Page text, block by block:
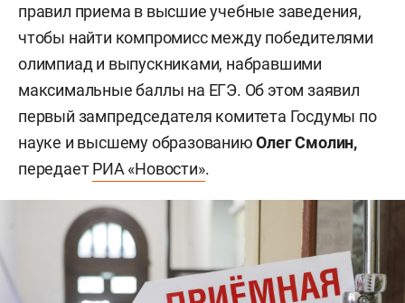
правил приема в высшие учебные заведения,
чтобы найти компромисс между победителями
олимпиад и выпускниками, набравшими
максимальные баллы на ЕГЭ. Об этом заявил
первый зампредседателя комитета Госдумы по
науке и высшему образованиюОлег Смолин,
передаетРИА «Новости».